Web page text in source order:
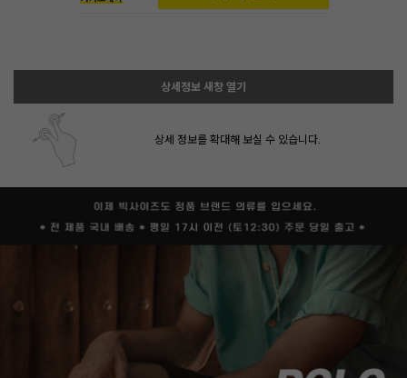
상세정보 새창 열기
상세 정보를 확대해 보실 수 있습니다.